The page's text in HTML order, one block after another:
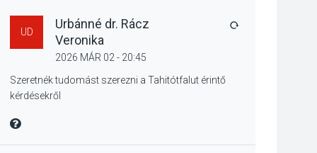
Megújulnak Szentendre
játszóterei
UD
Urbánné dr. Rácz
Veronika
2026 MÁR 02 - 20:45
Szeretnék tudomást szerezni a Tahitótfalut érintő
kérdésekről
MIRE MONDTA